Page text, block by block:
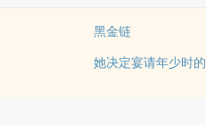
黑金链